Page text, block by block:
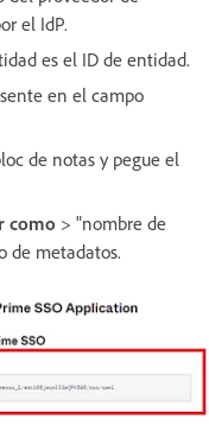
el IdP.
es el ID de entidad.
en el campo
de notas y pegue el
como > "nombre de
de metadatos.